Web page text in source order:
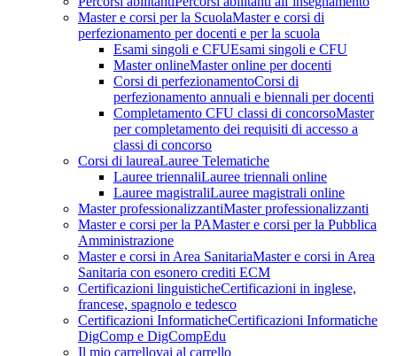
Master e corsi per la ScuolaMaster e corsi di
perfezionamento per docenti e per la scuola
Esami singoli e CFUEsami singoli e CFU
Master onlineMaster online per docenti
Corsi di perfezionamentoCorsi di
perfezionamento annuali e biennali per docenti
Completamento CFU classi di concorsoMaster
per completamento dei requisiti di accesso a
classi di concorso
Corsi di laureaLauree Telematiche
Lauree triennaliLauree triennali online
Lauree magistraliLauree magistrali online
Master professionalizzantiMaster professionalizzanti
Master e corsi per la PAMaster e corsi per la Pubblica
Amministrazione
Master e corsi in Area SanitariaMaster e corsi in Area
Sanitaria con esonero crediti ECM
Certificazioni linguisticheCertificazioni in inglese,
francese, spagnolo e tedesco
Certificazioni InformaticheCertificazioni Informatiche
DigComp e DigCompEdu
Il mio carrellovai al carrello